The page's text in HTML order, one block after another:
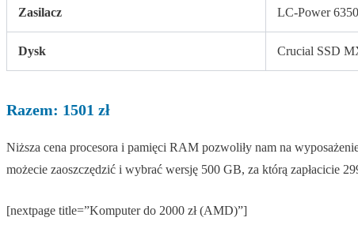
Zasilacz LC-Power
Dysk Crucial SSD
Razem: 1501 zł
Niższa cena procesora i pamięci RAM pozwoliły nam na
możecie zaoszczędzić i wybrać wersję 500 GB, za którą zapłacicie
[nextpage title=”Komputer do 2000 zł (AMD)”]